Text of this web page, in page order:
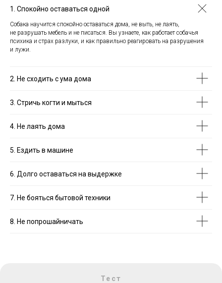
1. Спокойно оставаться одной
Собака научится спокойно оставаться дома, не выть, не лаять,
не разрушать мебель и не писаться. Вы узнаете, как работает собачья
психика и страх разлуки, и как правильно реагировать на разрушения
и лужи.
2. Не сходить с ума дома
3. Стричь когти и мыться
4. Не лаять дома
5. Ездить в машине
6. Долго оставаться на выдержке
7. Не бояться бытовой техники
8. Не попрошайничать
Тест